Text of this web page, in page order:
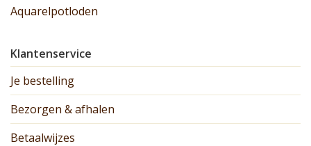
Aquarelpotloden
Klantenservice
Je bestelling
Bezorgen & afhalen
Betaalwijzes